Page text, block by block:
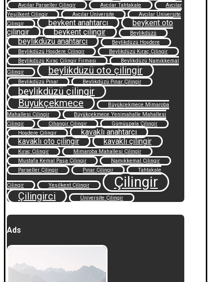
Avcılar Parseller Çilingir
Avcılar Tahtakale
Avcılar
Yeşilkent Çilingir
Avcılar Üniversite
Avcılar Üniversite
Çilingir
beykent anahtarcı
beykent oto
çilingir
beykent çilingir Beylikdüzü
beylikdüzü anahtarcı
Beylikdüzü Hoşdere
Beylikdüzü Hoşdere Çilingir
Beylikdüzü Kıraç Çilingir
Beylikdüzü Kıraç Çilingir Firması
Beylikdüzü Namıkkemal
Çilingir
beylikdüzü oto çilingir
Beylikdüzü Pınar Beylikdüzü Pınar Çilingir
beylikdüzü çilingir
Büyükçekmece
Büyükçekmece Mimaroba
Mahallesi Çilingir
Büyükçekmece Yenimahalle Mahallesi
Çilingir
Cihangir Çilingir
Gümüşpala Çilingir
Hoşdere Çilingir
kavaklı anahtarcı
kavaklı oto çilingir
kavaklı çilingir
Kıraç Çilingir
Mimaroba Mahallesi Çilingir
Mustafa Kemal Paşa Çilingir
Namıkkemal Çilingir
Parseller Çilingir
Pınar Çilingir Tahtakale
Çilingir Yeşilkent Çilingir Çilingir
Çilingirci Üniversite Çilingir
Ads